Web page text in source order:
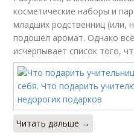
косметические наборы и
младших родственниц (или,
подошёл аромат. Однако
исчерпывает список того,
Читать дальше →